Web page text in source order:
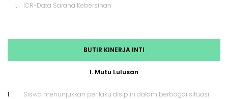
i. ICR-Data Sarana Kebersihan
BUTIR KINERJA INTI
I. Mutu Lulusan
1 Siswa menunjukkan perilaku disiplin dalam berbagai situasi